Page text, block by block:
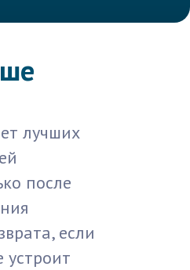
лучших
после
если
устроит